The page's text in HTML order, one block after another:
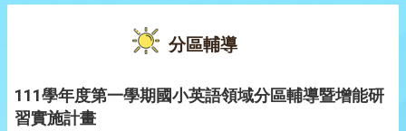
分區輔導
111學年度第一學期國小英語領域分區輔導暨增能研
習實施計畫